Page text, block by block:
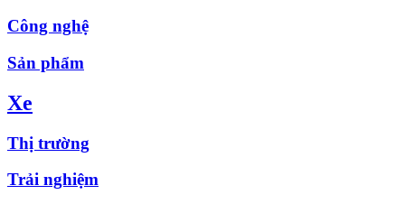
Công nghệ
Sản phẩm
Xe
Thị trường
Trải nghiệm